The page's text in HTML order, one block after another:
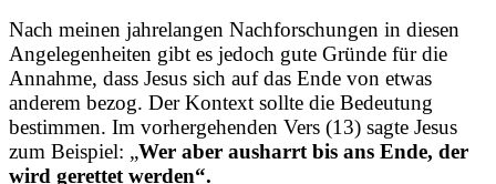
Nach meinen jahrelangen Nachforschungen in diesen
Angelegenheiten gibt es jedoch gute Gründe für die
Annahme, dass Jesus sich auf das Ende von etwas
anderem bezog. Der Kontext sollte die Bedeutung
bestimmen. Im vorhergehenden Vers (13) sagte Jesus
zum Beispiel: „Wer aber ausharrt bis ans Ende, der
wird gerettet werden“.